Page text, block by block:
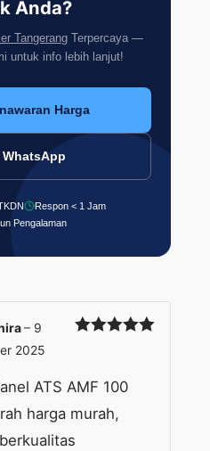
Anda?
Tangerang Terpercaya —
untuk info lebih lanjut!
Harga
Respon < 1 Jam
Pengalaman
– 9
2025
ATS AMF 100
harga murah,